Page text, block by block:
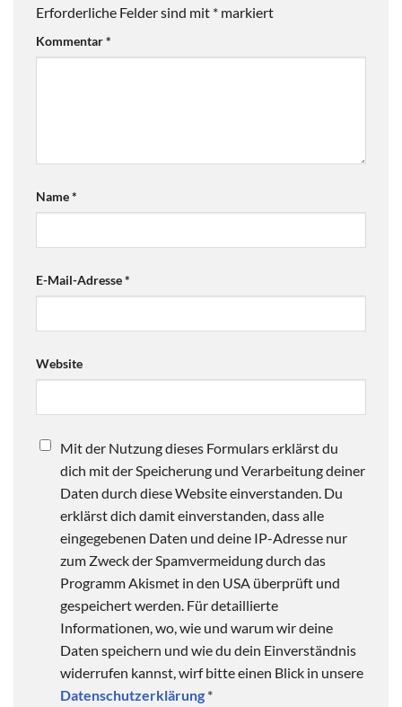
Erforderliche Felder sind mit * markiert
Kommentar*
Name*
E-Mail-Adresse*
Website
Mit der Nutzung dieses Formulars erklärst du
dich mit der Speicherung und Verarbeitung deiner
Daten durch diese Website einverstanden. Du
erklärst dich damit einverstanden, dass alle
eingegebenen Daten und deine IP-Adresse nur
zum Zweck der Spamvermeidung durch das
Programm Akismet in den USA überprüft und
gespeichert werden. Für detaillierte
Informationen, wo, wie und warum wir deine
Daten speichern und wie du dein Einverständnis
widerrufen kannst, wirf bitte einen Blick in unsere
Datenschutzerklärung *